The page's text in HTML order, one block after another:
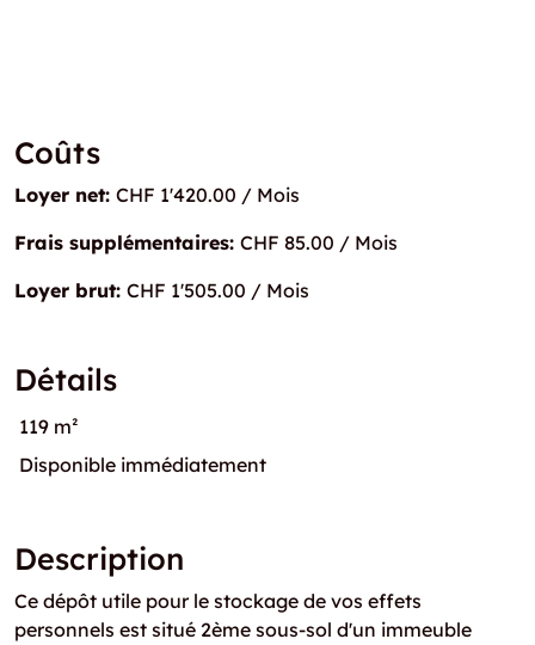
Coûts
Loyer net: CHF 1'420.00 / Mois
Frais supplémentaires: CHF 85.00 / Mois
Loyer brut: CHF 1'505.00 / Mois
Détails
119 m²
Disponible immédiatement
Description
Ce dépôt utile pour le stockage de vos effets
personnels est situé 2ème sous-sol d'un immeuble